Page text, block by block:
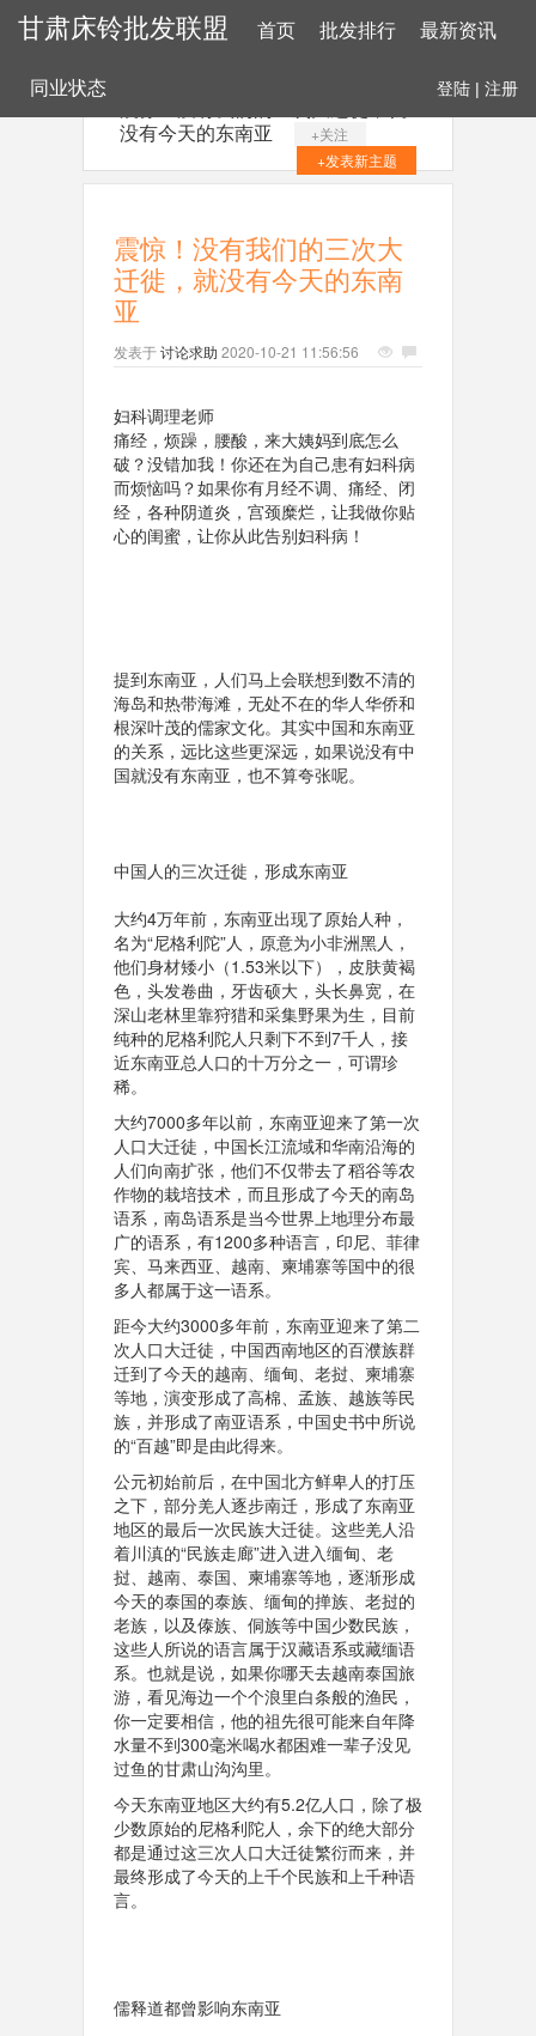
甘肃床铃批发联盟 首页 批发排行 最新资讯
同业状态 登陆 | 注册
没有今天的东南亚
+关注
+发表新主题
震惊！没有我们的三次大
迁徙，就没有今天的东南
亚
发表于讨论求助 2020-10-21 11:56:56
妇科调理老师
痛经，烦躁，腰酸，来大姨妈到底怎么
破？没错加我！你还在为自己患有妇科病
而烦恼吗？如果你有月经不调、痛经、闭
经，各种阴道炎，宫颈糜烂，让我做你贴
心的闺蜜，让你从此告别妇科病！
提到东南亚，人们马上会联想到数不清的
海岛和热带海滩，无处不在的华人华侨和
根深叶茂的儒家文化。其实中国和东南亚
的关系，远比这些更深远，如果说没有中
国就没有东南亚，也不算夸张呢。
中国人的三次迁徙，形成东南亚
大约4万年前，东南亚出现了原始人种，
名为“尼格利陀”人，原意为小非洲黑人，
他们身材矮小（1.53米以下），皮肤黄褐
色，头发卷曲，牙齿硕大，头长鼻宽，在
深山老林里靠狩猎和采集野果为生，目前
纯种的尼格利陀人只剩下不到7千人，接
近东南亚总人口的十万分之一，可谓珍
稀。
大约7000多年以前，东南亚迎来了第一次
人口大迁徒，中国长江流域和华南沿海的
人们向南扩张，他们不仅带去了稻谷等农
作物的栽培技术，而且形成了今天的南岛
语系，南岛语系是当今世界上地理分布最
广的语系，有1200多种语言，印尼、菲律
宾、马来西亚、越南、柬埔寨等国中的很
多人都属于这一语系。
距今大约3000多年前，东南亚迎来了第二
次人口大迁徒，中国西南地区的百濮族群
迁到了今天的越南、缅甸、老挝、柬埔寨
等地，演变形成了高棉、孟族、越族等民
族，并形成了南亚语系，中国史书中所说
的“百越”即是由此得来。
公元初始前后，在中国北方鲜卑人的打压
之下，部分羌人逐步南迁，形成了东南亚
地区的最后一次民族大迁徒。这些羌人沿
着川滇的“民族走廊”进入进入缅甸、老
挝、越南、泰国、柬埔寨等地，逐渐形成
今天的泰国的泰族、缅甸的掸族、老挝的
老族，以及傣族、侗族等中国少数民族，
这些人所说的语言属于汉藏语系或藏缅语
系。也就是说，如果你哪天去越南泰国旅
游，看见海边一个个浪里白条般的渔民，
你一定要相信，他的祖先很可能来自年降
水量不到300毫米喝水都困难一辈子没见
过鱼的甘肃山沟沟里。
今天东南亚地区大约有5.2亿人口，除了极
少数原始的尼格利陀人，余下的绝大部分
都是通过这三次人口大迁徒繁衍而来，并
最终形成了今天的上千个民族和上千种语
言。
儒释道都曾影响东南亚